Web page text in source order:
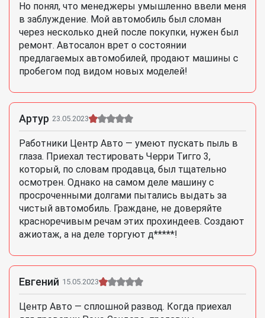
Но понял, что менеджеры умышленно ввели меня
в заблуждение. Мой автомобиль был сломан
через несколько дней после покупки, нужен был
ремонт. Автосалон врет о состоянии
предлагаемых автомобилей, продают машины с
пробегом под видом новых моделей!
Артур 23.05.2023
Работники Центр Авто — умеют пускать пыль в
глаза. Приехал тестировать Черри Тигго 3,
который, по словам продавца, был тщательно
осмотрен. Однако на самом деле машину с
просроченными долгами пытались выдать за
чистый автомобиль. Граждане, не доверяйте
красноречивым речам этих прохиндеев. Создают
ажиотаж, а на деле торгуют д*****!
Евгений 15.05.2023
Центр Авто — сплошной развод. Когда приехал